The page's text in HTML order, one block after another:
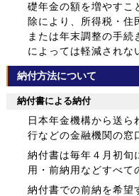
礎年金の額を増やすこ
除により、所得税・
または年末調整の手
によっては軽減されな
納付方法について
納付書による納付
日本年金機構から送ら
行などの金融機関の窓
納付書は毎年４月初旬
用・前納用などすべて
納付書での前納を希望